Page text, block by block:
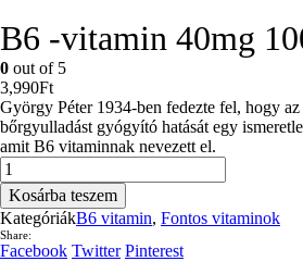
B6 -vitamin 40mg
0 out of 5
3,990Ft
György Péter 1934-ben fedezte fel, hogy
bőrgyulladást gyógyító hatását egy
amit B6 vitaminnak nevezett el.
B6
-
vitamin
40mg
100db
mennyiség
Kosárba teszem
KategóriákB6 vitamin, Fontos vitaminok
Share:
Facebook Twitter Pinterest